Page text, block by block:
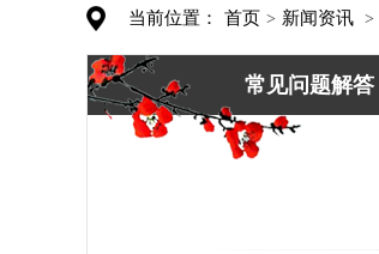
当前位置： 首页 > 新闻资讯 >
常见问题解答